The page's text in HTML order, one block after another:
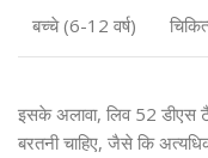
बच्चे (6-12 वर्ष)
इसके अलावा, लिव 52 डीएस
बरतनी चाहिए, जैसे कि